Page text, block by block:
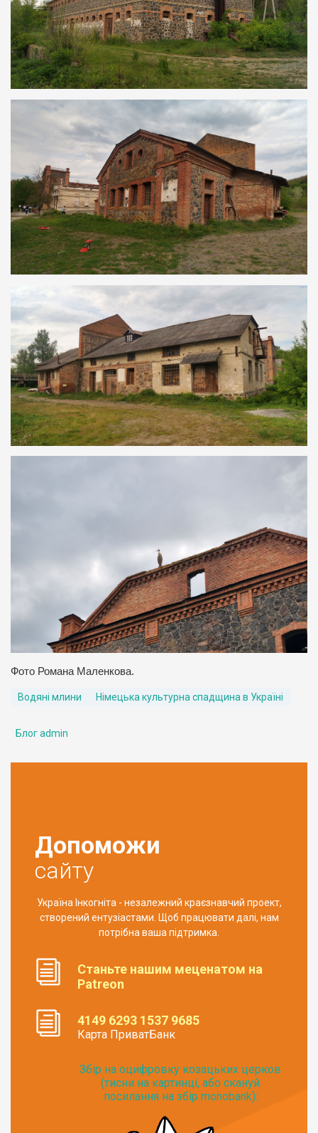
Фото Романа Маленкова.
Водяні млини Німецька культурна спадщина в Україні
Блог admin
Допоможи
сайту
Україна Інкогніта - незалежний краєзнавчий проект,
створений ентузіастами. Щоб працювати далі, нам
потрібна ваша підтримка.
Станьте нашим меценатом на
Patreon
4149 6293 1537 9685
Карта ПриватБанк
Збір на оцифровку козацьких церков
(тисни на картинці, або скануй
посилання на збір monobank):